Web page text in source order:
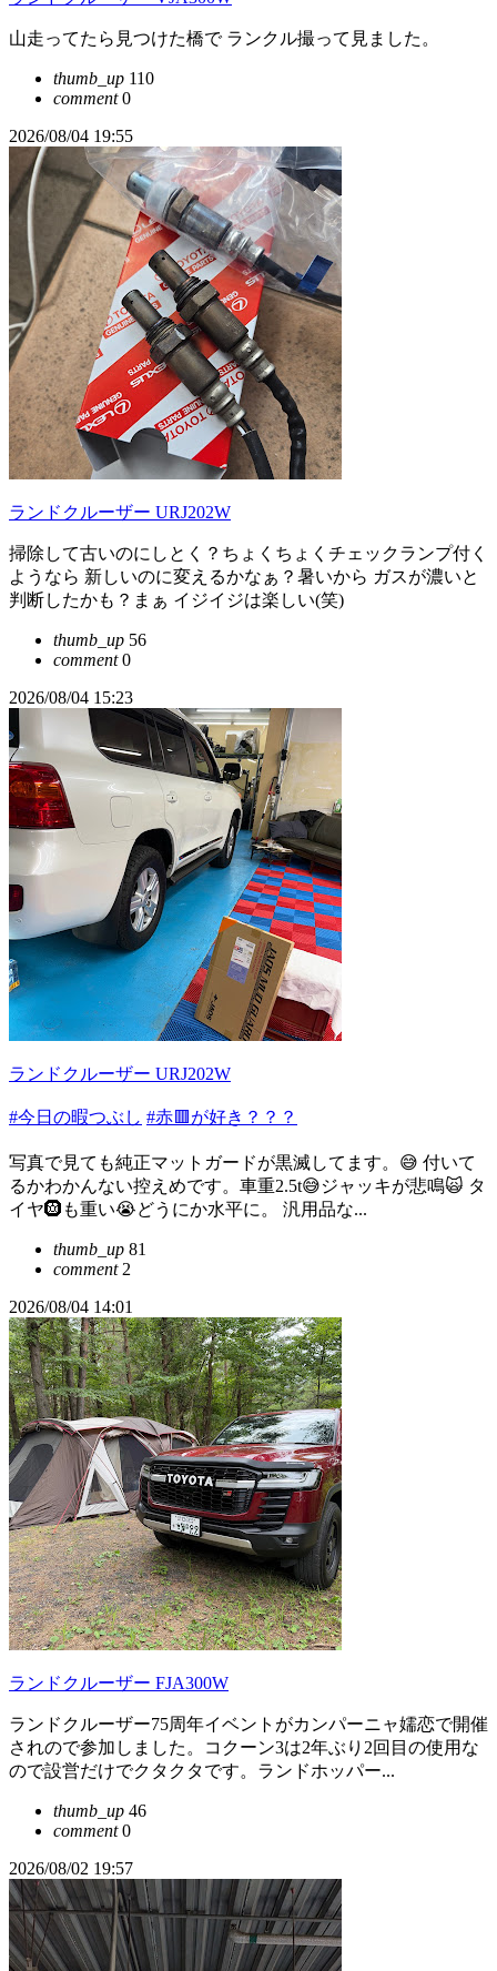
山走ってたら見つけた橋で ランクル撮って見ました。
thumb_up 110
comment0
2026/08/04 19:55
ランドクルーザー URJ202W
掃除して古いのにしとく？ちょくちょくチェックランプ付く
ようなら 新しいのに変えるかなぁ？暑いから ガスが濃いと
判断したかも？まぁ イジイジは楽しい(笑)
thumb_up 56
comment0
2026/08/04 15:23
ランドクルーザー URJ202W
#今日の暇つぶし #赤🟥が好き？？？
写真で見ても純正マットガードが黒滅してます。😅 付いて
るかわかんない控えめです。車重2.5t😅ジャッキが悲鳴🙀 タ
イヤ🛞も重い😭どうにか水平に。 汎用品な...
thumb_up 81
comment2
2026/08/04 14:01
ランドクルーザー FJA300W
ランドクルーザー75周年イベントがカンパーニャ嬬恋で開催
されので参加しました。コクーン3は2年ぶり2回目の使用な
ので設営だけでクタクタです。ランドホッパー...
thumb_up 46
comment0
2026/08/02 19:57